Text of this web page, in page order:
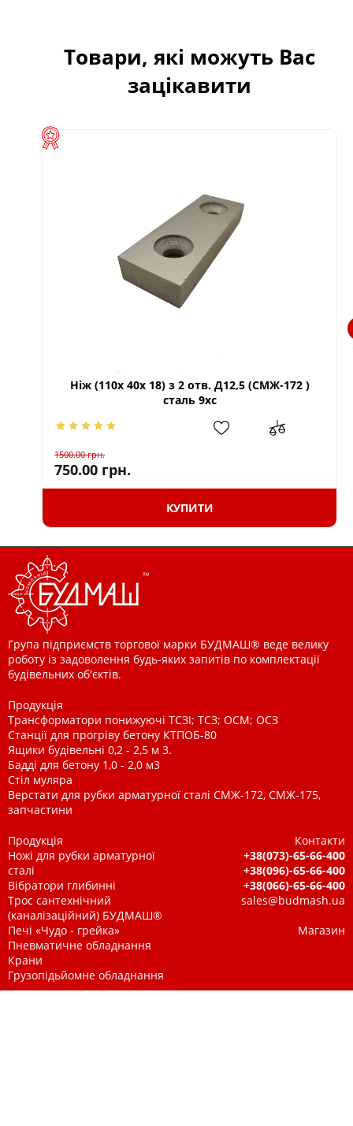
Товари, які можуть Вас
зацікавити
Ніж (110х 40х 18) з 2 отв. Д12,5 (СМЖ-172 )
сталь 9хс
1500.00грн.
750.00 грн.
КУПИТИ
Група підприємств торгової марки БУДМАШ® веде велику
роботу із задоволення будь-яких запитів по комплектації
будівельних об'єктів.
Продукція
Трансформатори понижуючі ТСЗІ; ТСЗ; ОСМ; ОСЗ
Станції для прогріву бетону КТПОБ-80
Ящики будівельні 0,2 - 2,5 м 3.
Бадді для бетону 1,0 - 2,0 м3
Стіл муляра
Верстати для рубки арматурної сталі СМЖ-172, СМЖ-175,
запчастини
Продукція
Ножі для рубки арматурної
сталі
Вібратори глибинні
Трос сантехнічний
(каналізаційний) БУДМАШ®
Печі «Чудо - грейка»
Пневматичне обладнання
Крани
Грузопідьйомне обладнання
Контакти
+38(073)-65-66-400
+38(096)-65-66-400
+38(066)-65-66-400
sales@budmash.ua
Магазин